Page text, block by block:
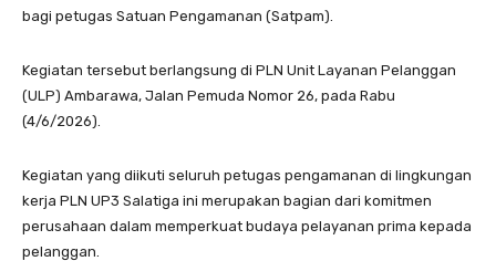
bagi petugas Satuan Pengamanan (Satpam).
Kegiatan tersebut berlangsung di PLN Unit Layanan Pelanggan
(ULP) Ambarawa, Jalan Pemuda Nomor 26, pada Rabu
(4/6/2026).
Kegiatan yang diikuti seluruh petugas pengamanan di lingkungan
kerja PLN UP3 Salatiga ini merupakan bagian dari komitmen
perusahaan dalam memperkuat budaya pelayanan prima kepada
pelanggan.